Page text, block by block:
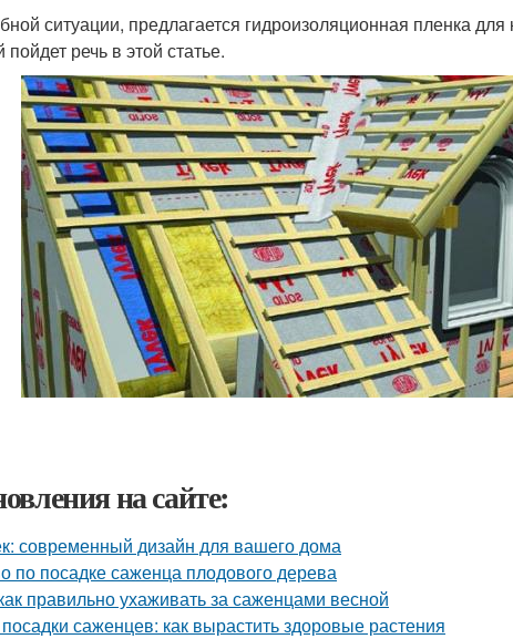
ситуации, предлагается гидроизоляционная пленка
речь в этой статье.
на сайте:
современный дизайн для вашего дома
по посадке саженца плодового дерева
правильно ухаживать за саженцами весной
саженцев: как вырастить здоровые растения